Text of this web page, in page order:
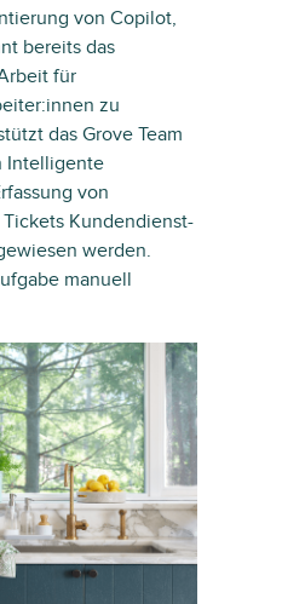
von Copilot,
bereits das
für
zu
das Grove Team
Intelligente
von
Kundendienst-
werden.
manuell